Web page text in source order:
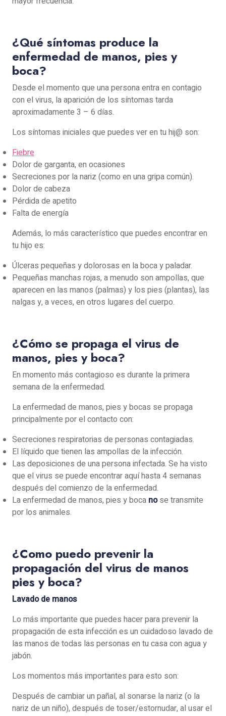
¿Qué síntomas produce la
enfermedad de manos, pies y
boca?
Desde el momento que una persona entra en contagio
con el virus, la aparición de los síntomas tarda
aproximadamente 3 – 6 días.
Los síntomas iniciales que puedes ver en tu hij@ son:
Fiebre
Dolor de garganta, en ocasiones
Secreciones por la nariz (como en una gripa común).
Dolor de cabeza
Pérdida de apetito
Falta de energía
Además, lo más característico que puedes encontrar en
tu hijo es:
Úlceras pequeñas y dolorosas en la boca y paladar.
Pequeñas manchas rojas, a menudo son ampollas, que
aparecen en las manos (palmas) y los pies (plantas), las
nalgas y, a veces, en otros lugares del cuerpo.
¿Cómo se propaga el virus de
manos, pies y boca?
En momento más contagioso es durante la primera
semana de la enfermedad.
La enfermedad de manos, pies y bocas se propaga
principalmente por el contacto con:
Secreciones respiratorias de personas contagiadas.
El líquido que tienen las ampollas de la infección.
Las deposiciones de una persona infectada. Se ha visto
que el virus se puede encontrar aquí hasta 4 semanas
después del comienzo de la enfermedad.
La enfermedad de manos, pies y boca nose transmite
por los animales.
¿Como puedo prevenir la
propagación del virus de manos
pies y boca?
Lavado de manos
Lo más importante que puedes hacer para prevenir la
propagación de esta infección es un cuidadoso lavado de
las manos de todas las personas en tu casa con agua y
jabón.
Los momentos más importantes para esto son:
Después de cambiar un pañal, al sonarse la nariz (o la
nariz de un niño), después de toser/estornudar, al usar el